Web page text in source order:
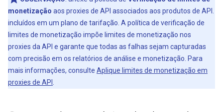
monetização aos proxies de API associados aos produtos de API.
incluídos em um plano de tarifação. A política de verificação de
limites de monetização impõe limites de monetização nos
proxies da API e garante que todas as falhas sejam capturadas
com precisão em os relatórios de análise e monetização. Para
mais informações, consulte Aplique limites de monetização em
proxies de API